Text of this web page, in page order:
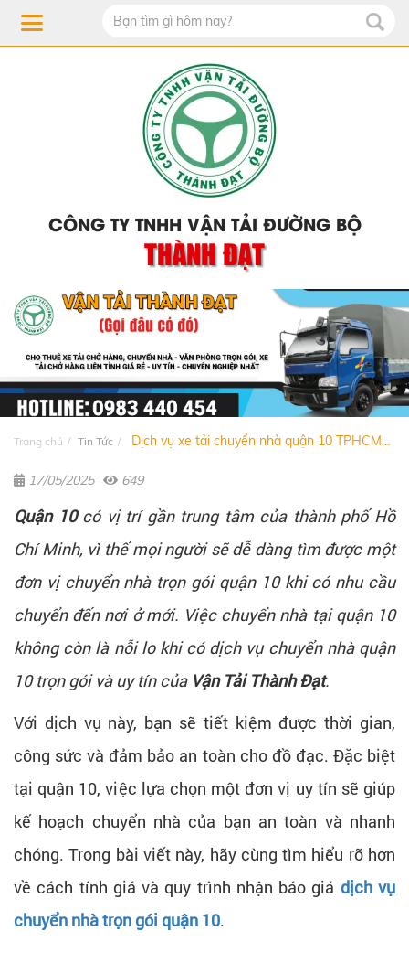
CÔNG TY TNHH VẬN TẢI ĐƯỜNG BỘ
THÀNH ĐẠT
Trang chủ Tin Tức Dịch vụ xe tải chuyển nhà quận 10 TPHCM...
17/05/2025 649
Quận 10có vị trí gần trung tâm của thành phố Hồ
Chí Minh, vì thế mọi người sẽ dễ dàng tìm được một
đơn vị chuyển nhà trọn gói quận 10 khi có nhu cầu
chuyển đến nơi ở mới. Việc chuyển nhà tại quận 10
không còn là nỗi lo khi có dịch vụ chuyển nhà quận
10 trọn gói và uy tín của Vận Tải Thành Đạt.
Với dịch vụ này, bạn sẽ tiết kiệm được thời gian,
công sức và đảm bảo an toàn cho đồ đạc. Đặc biệt
tại quận 10, việc lựa chọn một đơn vị uy tín sẽ giúp
kế hoạch chuyển nhà của bạn an toàn và nhanh
chóng. Trong bài viết này, hãy cùng tìm hiểu rõ hơn
về cách tính giá và quy trình nhận báo giá dịch vụ
chuyển nhà trọn gói quận 10.